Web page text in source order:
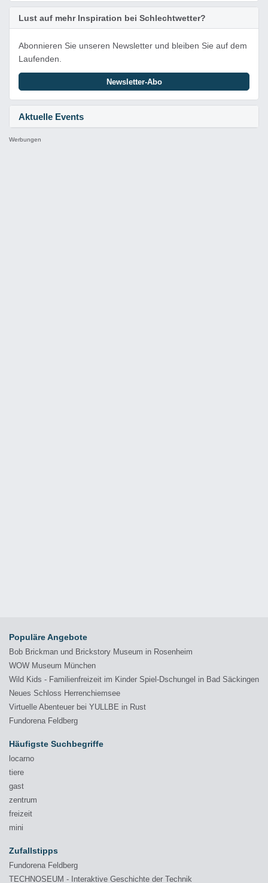
Aktuelle Events
Lust auf mehr Inspiration bei Schlechtwetter?
Abonnieren Sie unseren Newsletter und bleiben Sie auf dem
Laufenden.
Newsletter-Abo
Werbungen
Populäre Angebote
Bob Brickman und Brickstory Museum in Rosenheim
WOW Museum München
Wild Kids - Familienfreizeit im Kinder Spiel-Dschungel in Bad Säckingen
Neues Schloss Herrenchiemsee
Virtuelle Abenteuer bei YULLBE in Rust
Fundorena Feldberg
Häufigste Suchbegriffe
locarno
tiere
gast
zentrum
freizeit
mini
Zufallstipps
Fundorena Feldberg
TECHNOSEUM - Interaktive Geschichte der Technik